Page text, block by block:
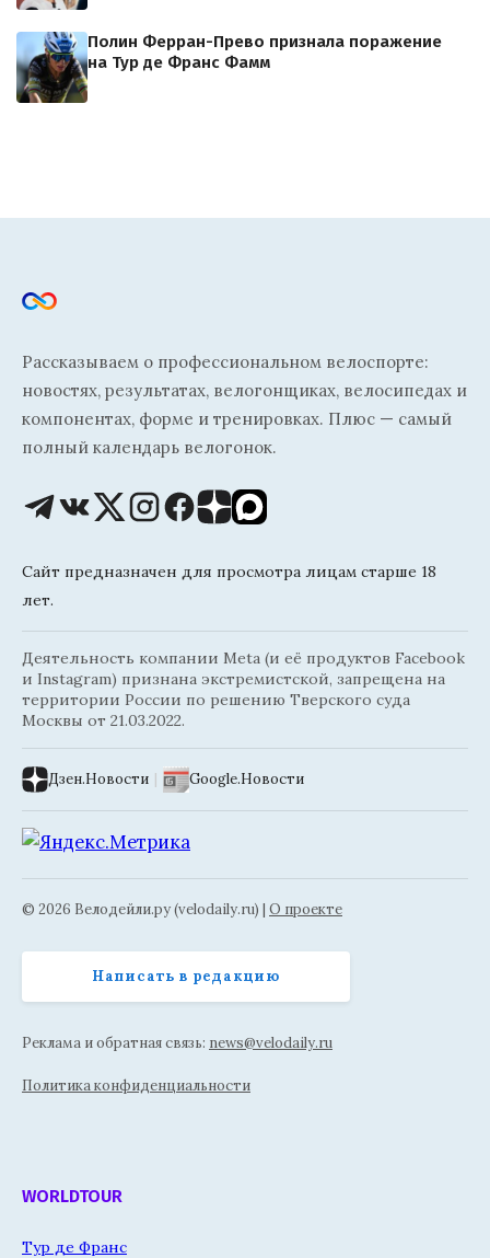
Полин Ферран-Прево признала поражение
на Тур де Франс Фамм
Рассказываем о профессиональном велоспорте:
новостях, результатах, велогонщиках, велосипедах и
компонентах, форме и тренировках. Плюс — самый
полный календарь велогонок.
Сайт предназначен для просмотра лицам старше 18
лет.
Деятельность компании Meta (и её продуктов Facebook
и Instagram) признана экстремистской, запрещена на
территории России по решению Тверского суда
Москвы от 21.03.2022.
Дзен.Новости | Google.Новости
© 2026 Велодейли.ру (velodaily.ru) | О проекте
Написать в редакцию
Реклама и обратная связь: news@velodaily.ru
Политика конфиденциальности
WORLDTOUR
Тур де Франс